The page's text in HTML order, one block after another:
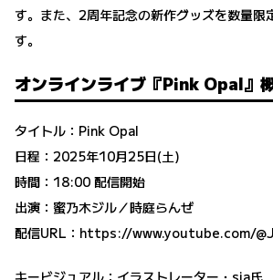
す。また、2周年記念の新作グッズを数量限
す。
オンラインライブ『Pink Opal』
タイトル：Pink Opal
日程：2025年10月25日(土)
時間：18:00 配信開始
出演：蜜乃木ジル／時庭らんぜ
配信URL： https://www.youtube.com/